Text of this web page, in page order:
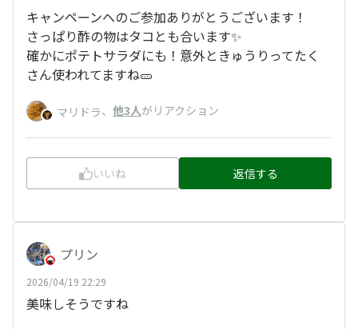
キャンペーンへのご参加ありがとうございます！
さっぱり酢の物はタコとも合います✨
確かにポテトサラダにも！意外ときゅうりってたく
さん使われてますね🥒
マリドラ、 他3人がリアクション
いいね 返信する
プリン
2026/04/19 22:29
美味しそうですね